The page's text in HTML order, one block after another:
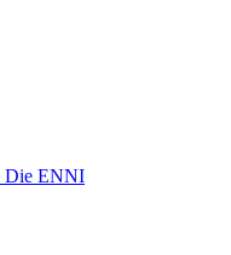
Die ENNI